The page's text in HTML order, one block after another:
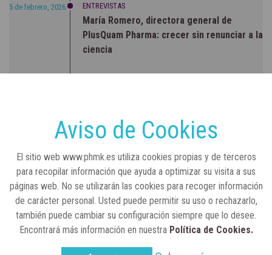
5 de febrero, 2026 ENTREVISTAS
María Romero, directora general de
PlusQuam Pharma: crecer sin renunciar a la
ciencia
Lilly impulsa "Razones de Peso" para
visibilizar la obesidad
25 de marzo, 2023 ENTRE BASTIDORES
Real Academia Nacional de Farmacia: un
Aviso de Cookies
El sitio web www.phmk.es utiliza cookies propias y de terceros
para recopilar información que ayuda a optimizar su visita a sus
páginas web. No se utilizarán las cookies para recoger información
de carácter personal. Usted puede permitir su uso o rechazarlo,
también puede cambiar su configuración siempre que lo desee.
Encontrará más información en nuestra Política de Cookies.